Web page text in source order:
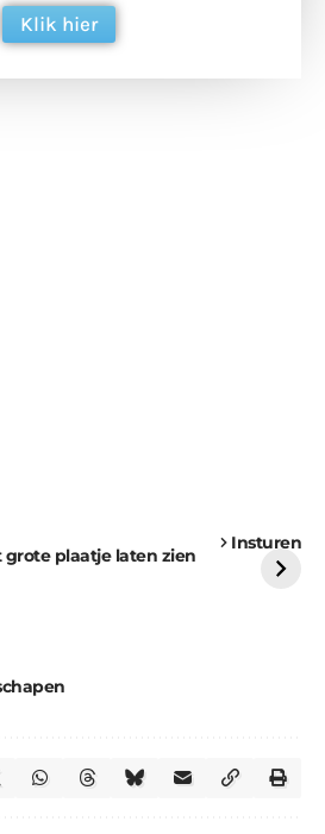
Klik hier
Insturen
plaatje laten zien
uitdaging